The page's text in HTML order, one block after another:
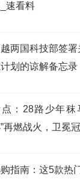
速看料
两国科技部签
划的谅解备忘录
：28路少年秣
再燃战火，卫冕
指南：这5款热